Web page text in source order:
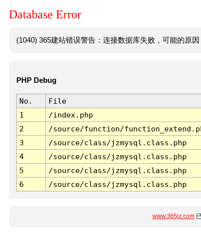
Database Error
(1040) 365建站错误警告：连接数据库失败，可能的原
PHP Debug
No. File
1
/index.php
2
/source/function/
3
/source/class/jzmysql.class.php
4
/source/class/jzmysql.class.php
5
/source/class/jzmysql.class.php
6
/source/class/jzmysql.class.php
www.365jz.com